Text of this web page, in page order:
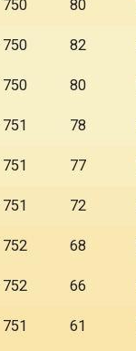
750 80
750 82
750 80
751 78
751 77
751 72
752 68
752 66
751 61